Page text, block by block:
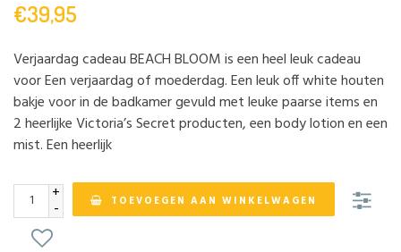
€39,95
Verjaardag cadeau BEACH BLOOM is een heel leuk cadeau
voor Een verjaardag of moederdag. Een leuk off white houten
bakje voor in de badkamer gevuld met leuke paarse items en
2 heerlijke Victoria’s Secret producten, een body lotion en een
mist. Een heerlijk
+
- TOEVOEGEN AAN WINKELWAGEN